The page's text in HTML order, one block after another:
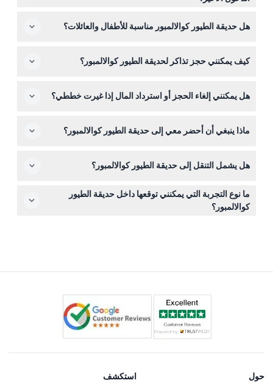
حتى 6:00 مساءً، بما في ذلك العطلات الرسمية وعطلات
يرجى التأكد عند الحجز).
هل حديقة الطيور كوالالمبور مناسبة للأطفال والعائلات؟
الأطفال برفقة أحد البالغين. إنها مكان رائع مناسب للعائلات، لكن
كيف يمكنني حجز تذاكر لحديقة الطيور كوالالمبور؟
هنا على هذا الموقع، حيث يمكنك أيضًا التحقق من التوافر واختيار
هل يمكنني إلغاء الحجز أو استرداد المال إذا غيرت خططي؟
إلغاؤها، لذا يرجى التأكد من خططك قبل الحجز.
ماذا ينبغي أن أحضر معي إلى حديقة الطيور كوالالمبور؟
قبعة وواقي شمس، وحافظ على رطوبتك. نظرًا لأنك ستكون
ترتدي ملابس مناسبة للطقس.
هل يشمل التنقل إلى حديقة الطيور كوالالمبور؟
يشمل تذكرتك النقل في اتجاه واحد من فندقك في مركز مدينة
كوالالمبور إلى حديقة الطيور، لكن النقل في الاتجاه العكسي غير
مشمول؛ يمكنك استخدام سيارة أجرة أو خدمة النقل التشاركي
ما نوع التجربة التي يمكنني توقعها داخل حديقة الطيور
كوالالمبور؟
حول استكشف